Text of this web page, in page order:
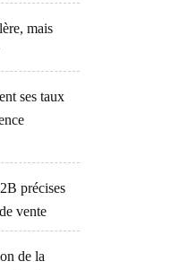
mais
ses taux
précises
vente
de la